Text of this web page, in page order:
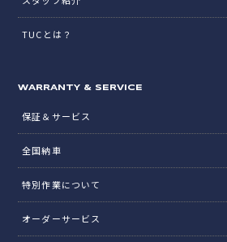
店舗紹介
アクセスマップ